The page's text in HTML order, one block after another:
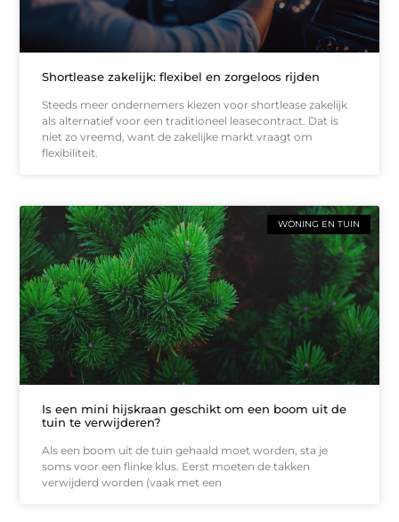
Shortlease zakelijk: flexibel en zorgeloos rijden
Steeds meer ondernemers kiezen voor shortlease zakelijk
als alternatief voor een traditioneel leasecontract. Dat is
niet zo vreemd, want de zakelijke markt vraagt om
flexibiliteit.
WONING EN TUIN
Is een mini hijskraan geschikt om een boom uit de
tuin te verwijderen?
Als een boom uit de tuin gehaald moet worden, sta je
soms voor een flinke klus. Eerst moeten de takken
verwijderd worden (vaak met een